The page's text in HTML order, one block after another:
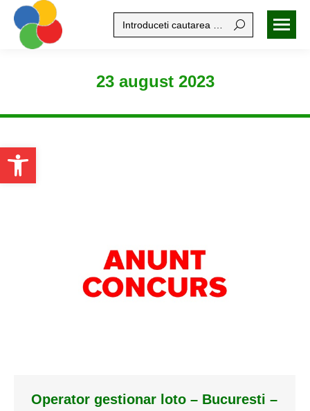
Open toolbar
Search:
23 august 2023
Operator gestionar loto – Bucuresti –